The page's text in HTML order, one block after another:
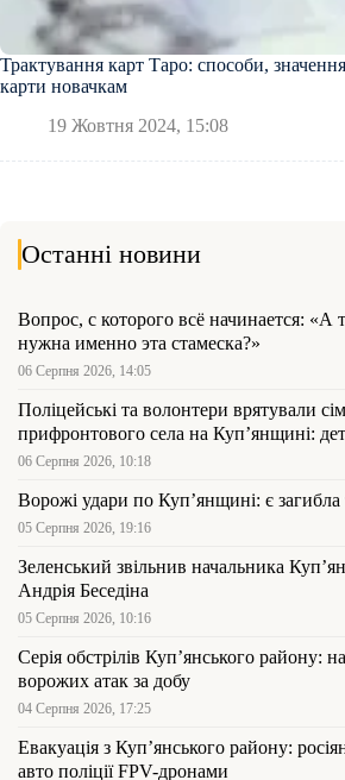
Трактування карт Таро: способи,
карти новачкам
19 Жовтня 2024, 15:08
Останні новини
Вопрос, с которого всё начинается: «А
нужна именно эта стамеска?»
06 Серпня 2026, 14:05
Поліцейські та волонтери врятували
прифронтового села на Куп’янщині:
06 Серпня 2026, 10:18
Ворожі удари по Куп’янщині: є загибла
05 Серпня 2026, 19:16
Зеленський звільнив начальника
Андрія Беседіна
05 Серпня 2026, 10:16
Серія обстрілів Куп’янського району:
ворожих атак за добу
04 Серпня 2026, 17:25
Евакуація з Куп’янського району:
авто поліції FPV-дронами